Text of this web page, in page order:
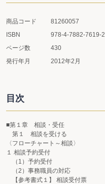
商品コード
81260057
ISBN
978-4-7882-7619-2
ページ数
430
発行年月
2012年2月
目次
■第１章 相談・受任
第１ 相談を受ける
〈フローチャート～相談〉
１ 相談予約受付
（1）予約受付
（2）事務職員の対応
【参考書式１】 相談受付票